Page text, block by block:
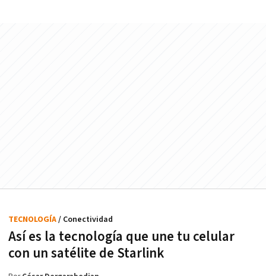
Así es la tecnología que une tu celular
con un satélite de Starlink
TECNOLOGÍA/ Conectividad